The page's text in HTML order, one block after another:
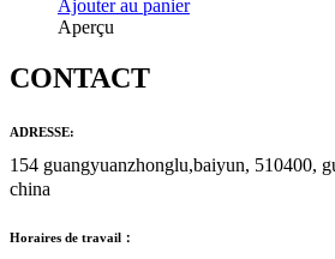
Ajouter au panier
Aperçu
CONTACT
ADRESSE:
154 guangyuanzhonglu,baiyun, 510400,
china
Horaires de travail：